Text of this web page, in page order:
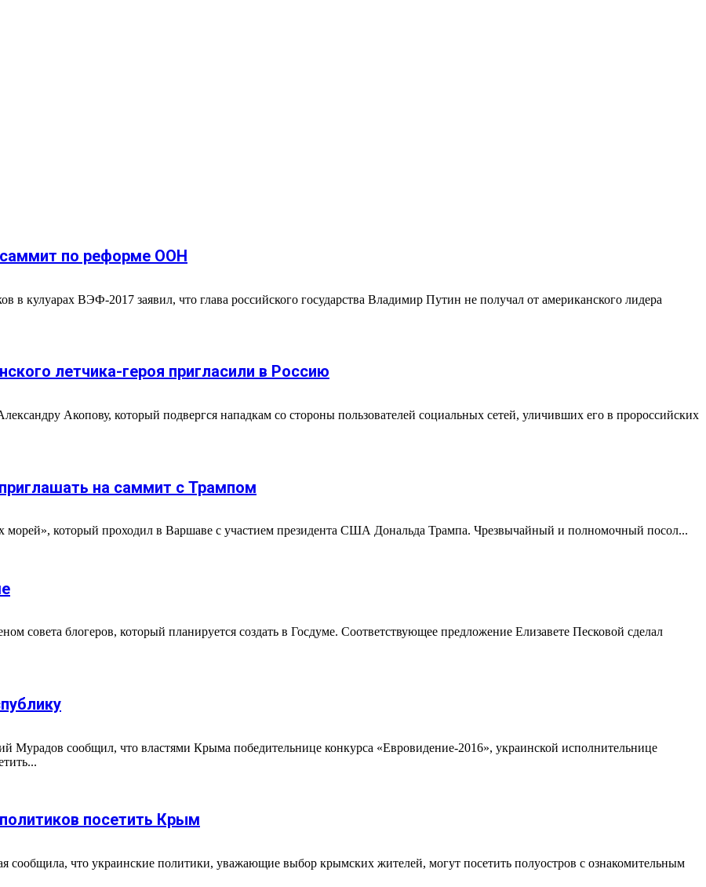
саммит по реформе ООН
кулуарах ВЭФ-2017 заявил, что глава российского государства Владимир Путин не получал от американского лидера
летчика-героя пригласили в Россию
Акопову, который подвергся нападкам со стороны пользователей социальных сетей, уличивших его в пророссийских
на саммит с Трампом
морей», который проходил в Варшаве с участием президента США Дональда Трампа. Чрезвычайный и полномочный посол...
совета блогеров, который планируется создать в Госдуме. Соответствующее предложение Елизавете Песковой сделал
Мурадов сообщил, что властями Крыма победительнице конкурса «Евровидение-2016», украинской исполнительнице
посетить Крым
сообщила, что украинские политики, уважающие выбор крымских жителей, могут посетить полуостров с ознакомительным